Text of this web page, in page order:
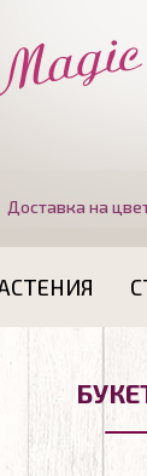
Доставка на